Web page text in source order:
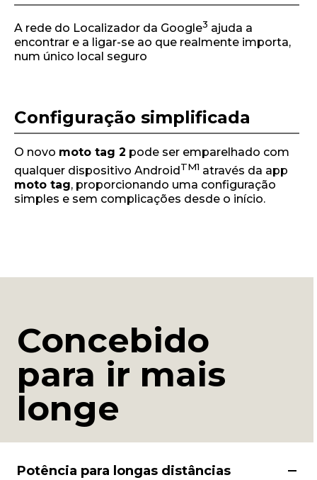
A rede do Localizador da Google3 ajuda a
encontrar e a ligar-se ao que realmente importa,
num único local seguro
Configuração simplificada
O novo moto tag 2 pode ser emparelhado com
qualquer dispositivo Android TM1 através da app
moto tag, proporcionando uma configuração
simples e sem complicações desde o início.
Concebido
para ir mais
longe
Potência para longas distâncias